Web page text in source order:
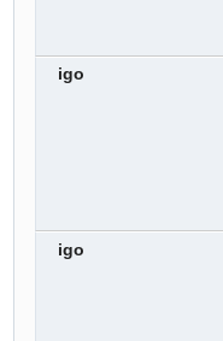
igo
igo